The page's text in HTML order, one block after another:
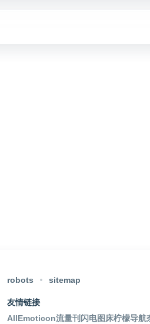
robots sitemap
友情链接
AllEmoticon流量刊 闪电图床柠檬导航